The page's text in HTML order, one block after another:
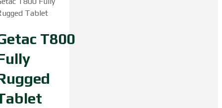
Tablet
T800